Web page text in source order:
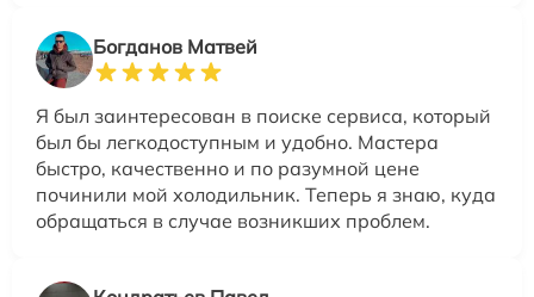
Богданов Матвей
Я был заинтересован в поиске сервиса, который
был бы легкодоступным и удобно. Мастера
быстро, качественно и по разумной цене
починили мой холодильник. Теперь я знаю, куда
обращаться в случае возникших проблем.